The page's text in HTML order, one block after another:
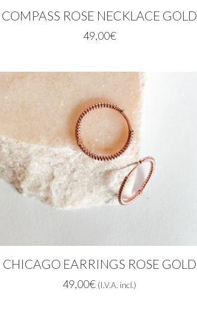
COMPASS ROSE NECKLACE GOLD
49,00€
CHICAGO EARRINGS ROSE GOLD
49,00€ (I.V.A. incl.)